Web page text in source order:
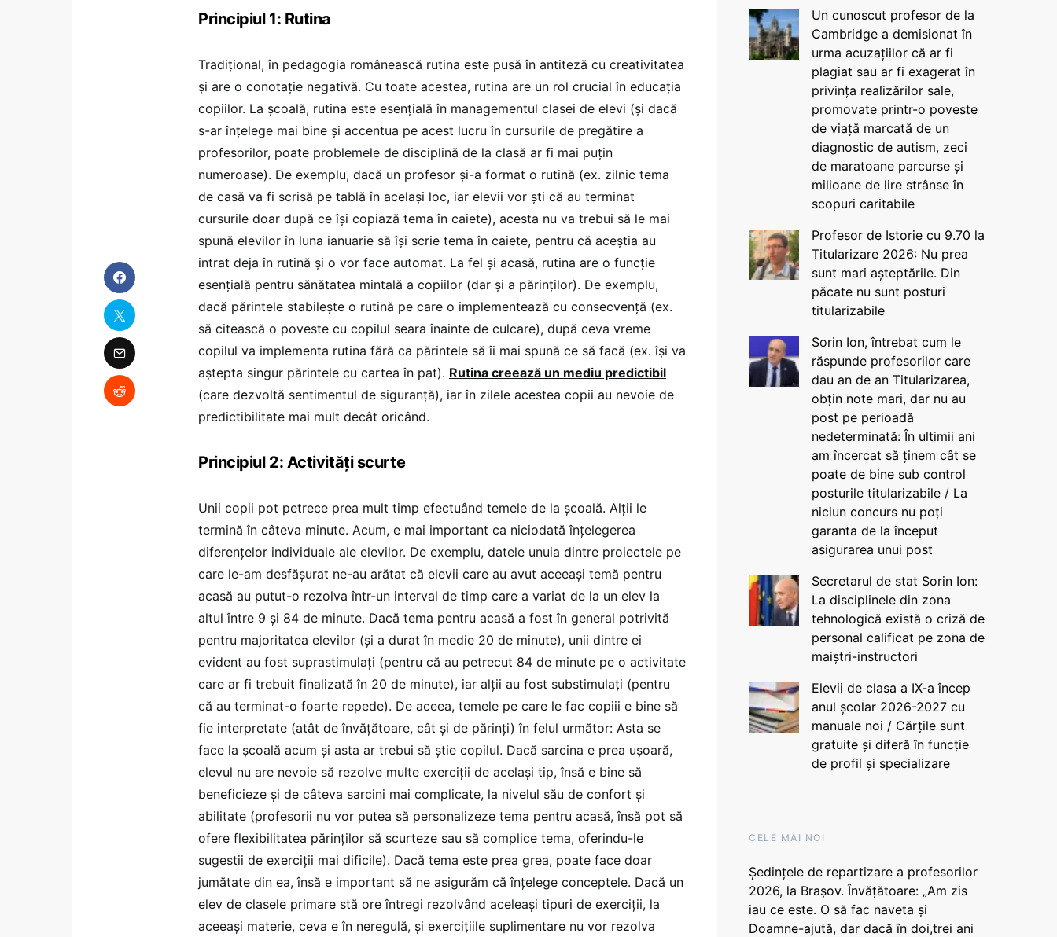
Principiul 1: Rutina
Tradițional, în pedagogia românească rutina este pusă în antiteză cu creativitatea
și are o conotație negativă. Cu toate acestea, rutina are un rol crucial în educația
copiilor. La școală, rutina este esențială în managementul clasei de elevi (și dacă
s-ar înțelege mai bine și accentua pe acest lucru în cursurile de pregătire a
profesorilor, poate problemele de disciplină de la clasă ar fi mai puțin
numeroase). De exemplu, dacă un profesor și-a format o rutină (ex. zilnic tema
de casă va fi scrisă pe tablă în același loc, iar elevii vor ști că au terminat
cursurile doar după ce își copiază tema în caiete), acesta nu va trebui să le mai
spună elevilor în luna ianuarie să își scrie tema în caiete, pentru că aceștia au
intrat deja în rutină și o vor face automat. La fel și acasă, rutina are o funcție
esențială pentru sănătatea mintală a copiilor (dar și a părinților). De exemplu,
dacă părintele stabilește o rutină pe care o implementează cu consecvență (ex.
să citească o poveste cu copilul seara înainte de culcare), după ceva vreme
copilul va implementa rutina fără ca părintele să îi mai spună ce să facă (ex. își va
aștepta singur părintele cu cartea în pat). Rutina creează un mediu predictibil
(care dezvoltă sentimentul de siguranță), iar în zilele acestea copii au nevoie de
predictibilitate mai mult decât oricând.
Principiul 2: Activități scurte
Unii copii pot petrece prea mult timp efectuând temele de la școală. Alții le
termină în câteva minute. Acum, e mai important ca niciodată înțelegerea
diferențelor individuale ale elevilor. De exemplu, datele unuia dintre proiectele pe
care le-am desfășurat ne-au arătat că elevii care au avut aceeași temă pentru
acasă au putut-o rezolva într-un interval de timp care a variat de la un elev la
altul între 9 și 84 de minute. Dacă tema pentru acasă a fost în general potrivită
pentru majoritatea elevilor (și a durat în medie 20 de minute), unii dintre ei
evident au fost suprastimulați (pentru că au petrecut 84 de minute pe o activitate
care ar fi trebuit finalizată în 20 de minute), iar alții au fost substimulați (pentru
că au terminat-o foarte repede). De aceea, temele pe care le fac copiii e bine să
fie interpretate (atât de învățătoare, cât și de părinți) în felul următor: Asta se
face la școală acum și asta ar trebui să știe copilul. Dacă sarcina e prea ușoară,
elevul nu are nevoie să rezolve multe exerciții de același tip, însă e bine să
beneficieze și de câteva sarcini mai complicate, la nivelul său de confort și
abilitate (profesorii nu vor putea să personalizeze tema pentru acasă, însă pot să
ofere flexibilitatea părinților să scurteze sau să complice tema, oferindu-le
sugestii de exerciții mai dificile). Dacă tema este prea grea, poate face doar
jumătate din ea, însă e important să ne asigurăm că înțelege conceptele. Dacă un
elev de clasele primare stă ore întregi rezolvând aceleași tipuri de exerciții, la
aceeași materie, ceva e în neregulă, și exercițiile suplimentare nu vor rezolva
Un cunoscut profesor de la
Cambridge a demisionat în
urma acuzațiilor că ar fi
plagiat sau ar fi exagerat în
privința realizărilor sale,
promovate printr-o poveste
de viață marcată de un
diagnostic de autism, zeci
de maratoane parcurse și
milioane de lire strânse în
scopuri caritabile
Profesor de Istorie cu 9.70 la
Titularizare 2026: Nu prea
sunt mari așteptările. Din
păcate nu sunt posturi
titularizabile
Sorin Ion, întrebat cum le
răspunde profesorilor care
dau an de an Titularizarea,
obțin note mari, dar nu au
post pe perioadă
nedeterminată: În ultimii ani
am încercat să ținem cât se
poate de bine sub control
posturile titularizabile / La
niciun concurs nu poți
garanta de la început
asigurarea unui post
Secretarul de stat Sorin Ion:
La disciplinele din zona
tehnologică există o criză de
personal calificat pe zona de
maiștri-instructori
Elevii de clasa a IX-a încep
anul școlar 2026-2027 cu
manuale noi / Cărțile sunt
gratuite și diferă în funcție
de profil și specializare
CELE MAI NOI
Ședințele de repartizare a profesorilor
2026, la Brașov. Învățătoare: „Am zis
iau ce este. O să fac naveta și
Doamne-ajută, dar dacă în doi,trei ani